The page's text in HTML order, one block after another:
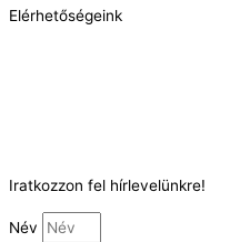
Elérhetőségeink
Iratkozzon fel hírlevelünkre!
Név